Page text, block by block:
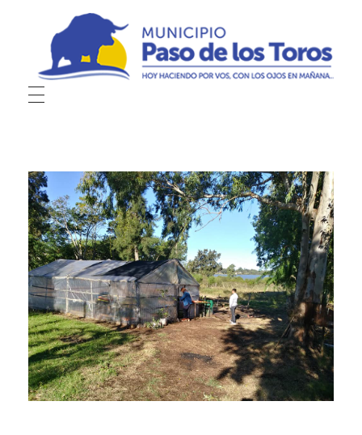
Municipio de Paso de los Toros
Hoy haciendo para vos, con los ojos en mañana